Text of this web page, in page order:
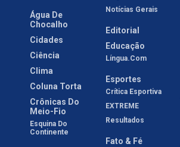
Água De
Chocalho
Cidades
Ciência
Clima
Coluna Torta
Crônicas Do
Meio-Fio
Esquina Do
Continente
Notícias Gerais
Editorial
Educação
Língua.com
Esportes
Crítica Esportiva
EXTREME
Resultados
Fato & Fé